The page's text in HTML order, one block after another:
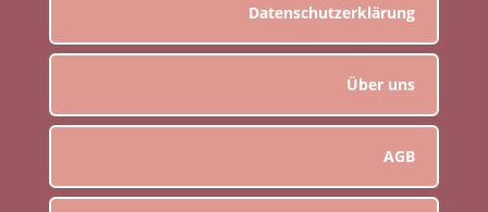
Datenschutzerklärung
Über uns
AGB